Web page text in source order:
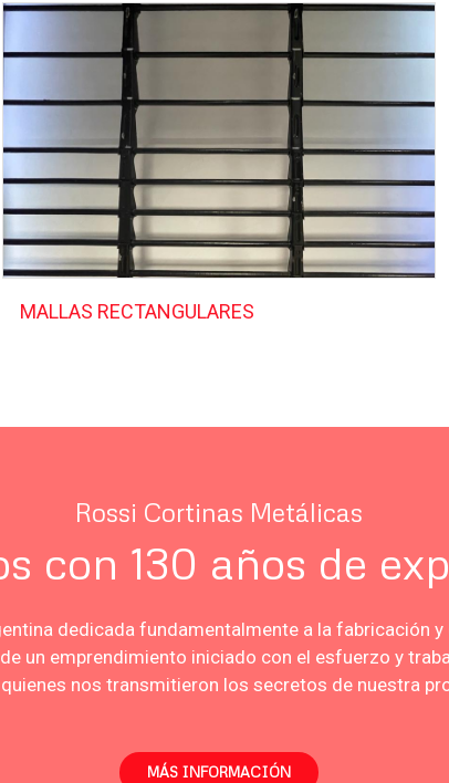
MALLAS RECTANGULARES
Rossi Cortinas Metálicas
con 130 años de
dedicada fundamentalmente a la fabricación
un emprendimiento iniciado con el esfuerzo y
nos transmitieron los secretos de nuestra
MÁS INFORMACIÓN